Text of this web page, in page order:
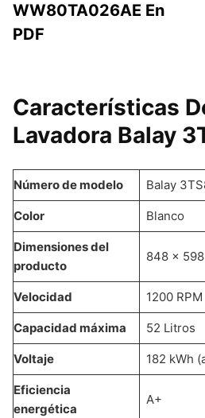
WW80TA026AE En
PDF
Características
Lavadora Balay
Número de modelo Balay
Color Blanco
Dimensiones del
producto
848 x
Velocidad 1200 RPM
Capacidad máxima 52 Litros
Voltaje 182 kWh
Eficiencia
energética
A+